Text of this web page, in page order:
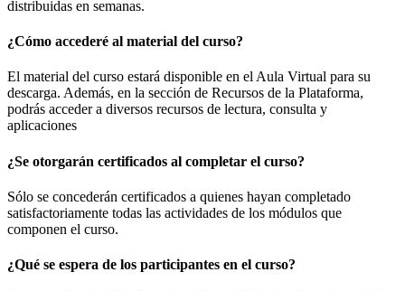
distribuidas en semanas.
¿Cómo accederé al material del curso?
El material del curso estará disponible en el Aula Virtual para su
descarga. Además, en la sección de Recursos de la Plataforma,
podrás acceder a diversos recursos de lectura, consulta y
aplicaciones
¿Se otorgarán certificados al completar el curso?
Sólo se concederán certificados a quienes hayan completado
satisfactoriamente todas las actividades de los módulos que
componen el curso.
¿Qué se espera de los participantes en el curso?